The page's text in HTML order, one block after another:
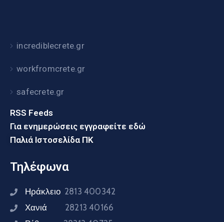
incrediblecrete.gr
workfromcrete.gr
safecrete.gr
RSS Feeds
Για ενημερώσεις εγγραφείτε εδώ
Παλιά Ιστοσελίδα ΠΚ
Τηλέφωνα
Ηράκλειο 2813 400342
Χανιά 28213 40166